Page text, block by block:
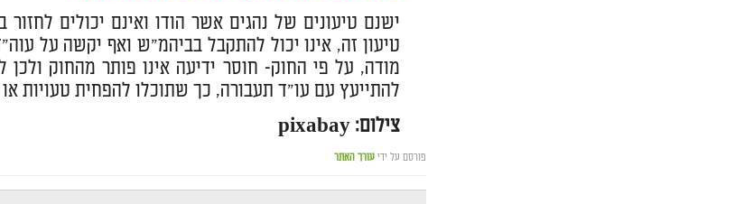
ישנם טיעונים של נהגים אשר הודו ואינם יכולים
טיעון זה, אינו יכול להתקבל בביהמ"ש ואף יקשה על
מודה, על פי החוק- חוסר ידיעה אינו פותר מהחוק
להתייעץ עם עו"ד תעבורה, כך שתוכלו להפחית טעויות
צילום: pixabay
פורסם על ידי עורך האתר